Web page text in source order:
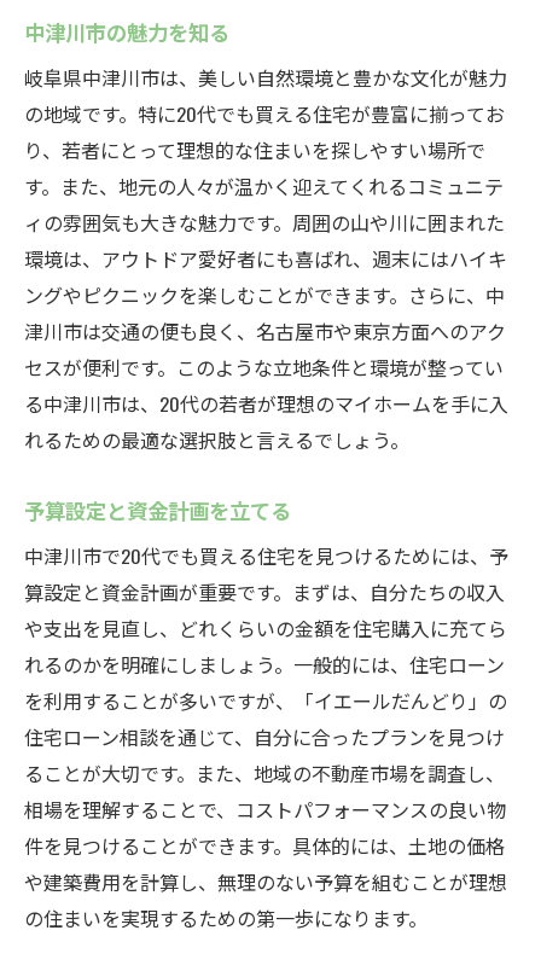
手頃な価格の住宅の探し方
「イエールだんどり」での無料相談の活用
法
住宅ローンの基礎知識を学ぶ
若者向けの特別条件をチェック
契約時の注意点を理解する
ローン返済計画を立てる
理想の暮らしを実現！20代におすすめの中津川
市の住宅ローン活用法
住宅ローンの種類を理解する
金利の違いとその影響を学ぶ
頭金ゼロでも可能な購入プラン
「イエールだんどり」でのサポート内容
住宅ローンの審査をパスするための準備
自然豊かな中津川市で夢のマイホームを手に入
れる方法
中津川市の自然環境を楽しむ
地元の生活スタイルを知る
地域のコミュニティに参加する方法
自然と共生する家づくり
生活の質を高めるポイント
自然災害への備え
中津川市の魅力を知る
岐阜県中津川市は、美しい自然環境と豊かな文化が魅力
の地域です。特に20代でも買える住宅が豊富に揃ってお
り、若者にとって理想的な住まいを探しやすい場所で
す。また、地元の人々が温かく迎えてくれるコミュニテ
ィの雰囲気も大きな魅力です。周囲の山や川に囲まれた
環境は、アウトドア愛好者にも喜ばれ、週末にはハイキ
ングやピクニックを楽しむことができます。さらに、中
津川市は交通の便も良く、名古屋市や東京方面へのアク
セスが便利です。このような立地条件と環境が整ってい
る中津川市は、20代の若者が理想のマイホームを手に入
れるための最適な選択肢と言えるでしょう。
予算設定と資金計画を立てる
中津川市で20代でも買える住宅を見つけるためには、予
算設定と資金計画が重要です。まずは、自分たちの収入
や支出を見直し、どれくらいの金額を住宅購入に充てら
れるのかを明確にしましょう。一般的には、住宅ローン
を利用することが多いですが、「イエールだんどり」の
住宅ローン相談を通じて、自分に合ったプランを見つけ
ることが大切です。また、地域の不動産市場を調査し、
相場を理解することで、コストパフォーマンスの良い物
件を見つけることができます。具体的には、土地の価格
や建築費用を計算し、無理のない予算を組むことが理想
の住まいを実現するための第一歩になります。